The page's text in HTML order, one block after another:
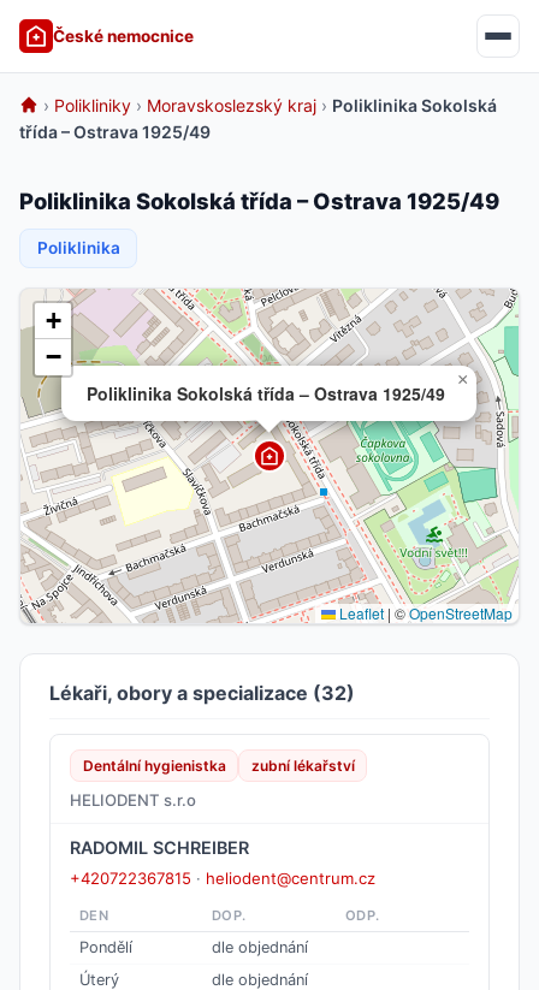
České nemocnice
› Polikliniky › Moravskoslezský kraj › Poliklinika Sokolská
třída – Ostrava 1925/49
Poliklinika Sokolská třída – Ostrava 1925/49
Poliklinika
Poliklinika Sokolská třída – Ostrava 1925/49
×
+
−
Leaflet| ©OpenStreetMap
Lékaři, obory a specializace (32)
Dentální hygienistka zubní lékařství
HELIODENT s.r.o
RADOMIL SCHREIBER
+420722367815 · heliodent@centrum.cz
DEN DOP. ODP.
Pondělí
dle objednání
Úterý
dle objednání